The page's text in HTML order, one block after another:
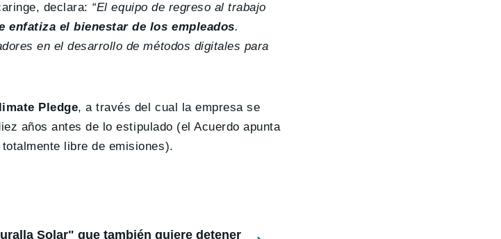
declara: “El equipo de regreso al trabajo
enfatiza el bienestar de los empleados.
en el desarrollo de métodos digitales para
Pledge, a través del cual la empresa se
años antes de lo estipulado (el Acuerdo apunta
libre de emisiones).
Solar" que también quiere detener